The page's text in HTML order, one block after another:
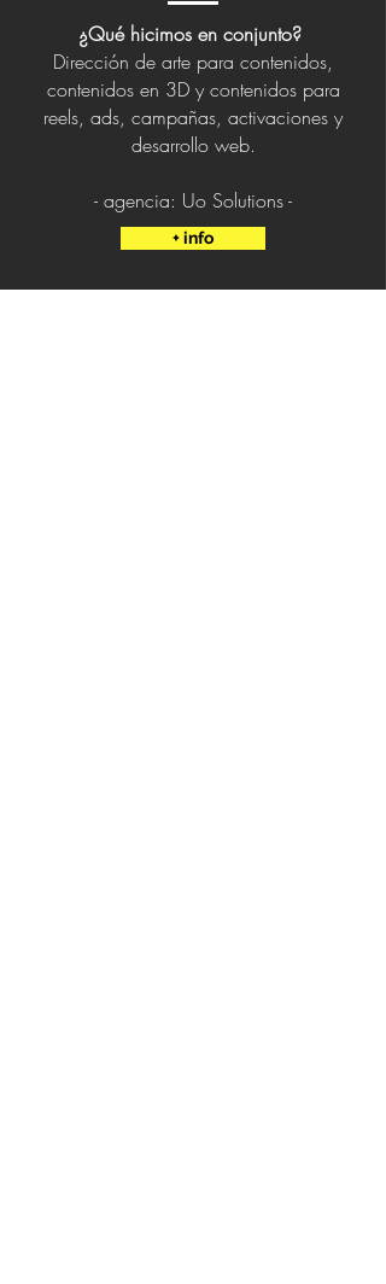
¿Qué hicimos en conjunto?
Dirección de arte para contenidos,
contenidos en 3D y contenidos para
reels, ads, campañas, activaciones y
desarrollo web.
- agencia: Uo Solutions -
+ info